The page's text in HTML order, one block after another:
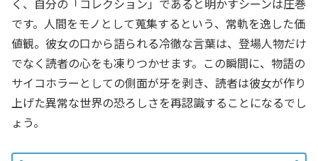
く、自分の「コレクション」であると明かすシーンは圧巻
です。人間をモノとして蒐集するという、常軌を逸した価
値観。彼女の口から語られる冷徹な言葉は、登場人物だけ
でなく読者の心をも凍りつかせます。この瞬間に、物語の
サイコホラーとしての側面が牙を剥き、読者は彼女が作り
上げた異常な世界の恐ろしさを再認識することになるでし
ょう。